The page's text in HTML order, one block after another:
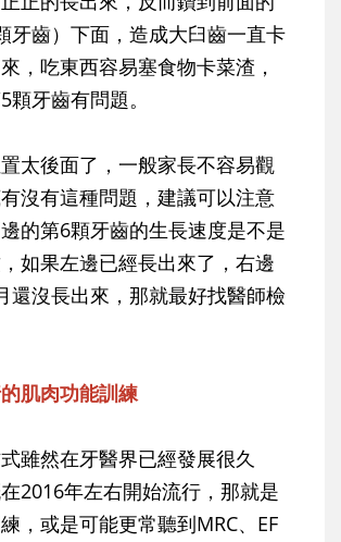
牙齒）下面，造成大臼齒一直卡
，吃東西容易塞食物卡菜渣，
顆牙齒有問題。
太後面了，一般家長不容易觀
沒有這種問題，建議可以注意
的第6顆牙齒的生長速度是不是
如果左邊已經長出來了，右邊
還沒長出來，那就最好找醫師檢
肌肉功能訓練
雖然在牙醫界已經發展很久
2016年左右開始流行，那就是
，或是可能更常聽到MRC、EF